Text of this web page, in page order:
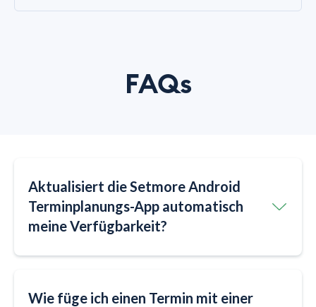
FAQs
Aktualisiert die Setmore Android
Terminplanungs-App automatisch
meine Verfügbarkeit?
Wie füge ich einen Termin mit einer